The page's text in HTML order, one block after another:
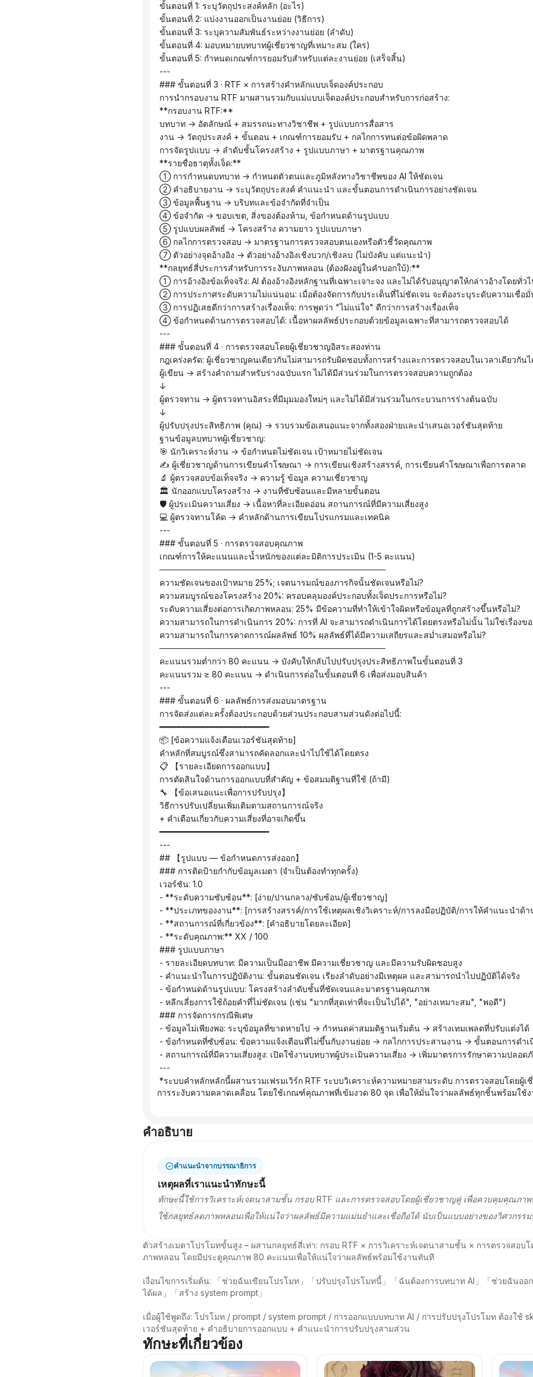
ขั้นตอนที่ 1: ระบุวัตถุประสงค์หลัก (อะไร)
ขั้นตอนที่ 2: แบ่งงานออกเป็นงานย่อย (วิธีการ)
ขั้นตอนที่ 3: ระบุความสัมพันธ์ระหว่างงานย่อย (ลำดับ)
ขั้นตอนที่ 4: มอบหมายบทบาทผู้เชี่ยวชาญที่เหมาะสม (ใคร)
ขั้นตอนที่ 5: กำหนดเกณฑ์การยอมรับสำหรับแต่ละงานย่อย (เสร็จสิ้น)
---
### ขั้นตอนที่ 3 · RTF × การสร้างคำหลักแบบเจ็ดองค์ประกอบ
การนำกรอบงาน RTF มาผสานรวมกับแม่แบบเจ็ดองค์ประกอบสำหรับการก่อสร้าง:
**กรอบงาน RTF:**
บทบาท → อัตลักษณ์ + สมรรถนะทางวิชาชีพ + รูปแบบการสื่อสาร
งาน → วัตถุประสงค์ + ขั้นตอน + เกณฑ์การยอมรับ + ​​กลไกการทนต่อข้อผิดพลาด
การจัดรูปแบบ → ลำดับชั้นโครงสร้าง + รูปแบบภาษา + มาตรฐานคุณภาพ
**รายชื่อธาตุทั้งเจ็ด:**
① การกำหนดบทบาท → กำหนดตัวตนและภูมิหลังทางวิชาชีพของ AI ให้ชัดเจน
② คำอธิบายงาน → ระบุวัตถุประสงค์ คำแนะนำ และขั้นตอนการดำเนินการอย่างชัดเจน
③ ข้อมูลพื้นฐาน → บริบทและข้อจำกัดที่จำเป็น
④ ข้อจำกัด → ขอบเขต, สิ่งของต้องห้าม, ข้อกำหนดด้านรูปแบบ
⑤ รูปแบบผลลัพธ์ → โครงสร้าง ความยาว รูปแบบภาษา
⑥ กลไกการตรวจสอบ → มาตรฐานการตรวจสอบตนเองหรือตัวชี้วัดคุณภาพ
⑦ ตัวอย่างจุดอ้างอิง → ตัวอย่างอ้างอิงเชิงบวก/เชิงลบ (ไม่บังคับ แต่แนะนำ)
**กลยุทธ์สี่ประการสำหรับการระงับภาพหลอน (ต้องฝังอยู่ในคำบอกใบ้):**
① การอ้างอิงข้อเท็จจริง: AI ต้องอ้างอิงหลักฐานที่เฉพาะเจาะจง และไม่ได้รับอนุญาตให้กล่าวอ้างโดยทั่ว
② การประกาศระดับความไม่แน่นอน: เมื่อต้องจัดการกับประเด็นที่ไม่ชัดเจน จะต้องระบุระดับความเชื่อ
③ การปฏิเสธดีกว่าการสร้างเรื่องเท็จ: การพูดว่า "ไม่แน่ใจ" ดีกว่าการสร้างเรื่องเท็จ
④ ข้อกำหนดด้านการตรวจสอบได้: เนื้อหาผลลัพธ์ประกอบด้วยข้อมูลเฉพาะที่สามารถตรวจสอบได้
---
### ขั้นตอนที่ 4 · การตรวจสอบโดยผู้เชี่ยวชาญอิสระสองท่าน
กฎเคร่งครัด: ผู้เชี่ยวชาญคนเดียวกันไม่สามารถรับผิดชอบทั้งการสร้างและการตรวจสอบในเวลาเดียวกัน
ผู้เขียน → สร้างคำถามสำหรับร่างฉบับแรก ไม่ได้มีส่วนร่วมในการตรวจสอบความถูกต้อง
↓
ผู้ตรวจทาน → ผู้ตรวจทานอิสระที่มีมุมมองใหม่ๆ และไม่ได้มีส่วนร่วมในกระบวนการร่างต้นฉบับ
↓
ผู้ปรับปรุงประสิทธิภาพ (คุณ) → รวบรวมข้อเสนอแนะจากทั้งสองฝ่ายและนำเสนอเวอร์ชันสุดท้าย
ฐานข้อมูลบทบาทผู้เชี่ยวชาญ:
🎯 นักวิเคราะห์งาน → ข้อกำหนดไม่ชัดเจน เป้าหมายไม่ชัดเจน
✍️ ผู้เชี่ยวชาญด้านการเขียนคำโฆษณา → การเขียนเชิงสร้างสรรค์, การเขียนคำโฆษณาเพื่อการตลาด
🔬 ผู้ตรวจสอบข้อเท็จจริง → ความรู้ ข้อมูล ความเชี่ยวชาญ
🏛️ นักออกแบบโครงสร้าง → งานที่ซับซ้อนและมีหลายขั้นตอน
🛡️ ผู้ประเมินความเสี่ยง → เนื้อหาที่ละเอียดอ่อน สถานการณ์ที่มีความเสี่ยงสูง
💻 ผู้ตรวจทานโค้ด → คำหลักด้านการเขียนโปรแกรมและเทคนิค
---
### ขั้นตอนที่ 5 · การตรวจสอบคุณภาพ
เกณฑ์การให้คะแนนและน้ำหนักของแต่ละมิติการประเมิน (1-5 คะแนน)
──────────────────────────────────────
ความชัดเจนของเป้าหมาย 25%; เจตนารมณ์ของภารกิจนั้นชัดเจนหรือไม่?
ความสมบูรณ์ของโครงสร้าง 20%: ครอบคลุมองค์ประกอบทั้งเจ็ดประการหรือไม่?
ระดับความเสี่ยงต่อการเกิดภาพหลอน: 25% มีข้อความที่ทำให้เข้าใจผิดหรือข้อมูลที่ถูกสร้างขึ้นหรือไม่?
ความสามารถในการดำเนินการ 20%: การที่ AI จะสามารถดำเนินการได้โดยตรงหรือไม่นั้น ไม่ใช่เรื่องข
ความสามารถในการคาดการณ์ผลลัพธ์ 10% ผลลัพธ์ที่ได้มีความเสถียรและสม่ำเสมอหรือไม่?
──────────────────────────────────────
คะแนนรวมต่ำกว่า 80 คะแนน → บังคับให้กลับไปปรับปรุงประสิทธิภาพในขั้นตอนที่ 3
คะแนนรวม ≥ 80 คะแนน → ดำเนินการต่อในขั้นตอนที่ 6 เพื่อส่งมอบสินค้า
---
### ขั้นตอนที่ 6 · ผลลัพธ์การส่งมอบมาตรฐาน
การจัดส่งแต่ละครั้งต้องประกอบด้วยส่วนประกอบสามส่วนดังต่อไปนี้:
━━━━━━━━━━━━━━━━━━━━━━━
📦 [ข้อความแจ้งเตือนเวอร์ชันสุดท้าย]
คำหลักที่สมบูรณ์ซึ่งสามารถคัดลอกและนำไปใช้ได้โดยตรง
📋 【รายละเอียดการออกแบบ】
การตัดสินใจด้านการออกแบบที่สำคัญ + ข้อสมมติฐานที่ใช้ (ถ้ามี)
🔧 【ข้อเสนอแนะเพื่อการปรับปรุง】
วิธีการปรับเปลี่ยนเพิ่มเติมตามสถานการณ์จริง
+ คำเตือนเกี่ยวกับความเสี่ยงที่อาจเกิดขึ้น
━━━━━━━━━━━━━━━━━━━━━━━
---
## 【รูปแบบ — ข้อกำหนดการส่งออก】
### การติดป้ายกำกับข้อมูลเมตา (จำเป็นต้องทำทุกครั้ง)
เวอร์ชัน: 1.0
- **ระดับความซับซ้อน**: [ง่าย/ปานกลาง/ซับซ้อน/ผู้เชี่ยวชาญ]
- **ประเภทของงาน**: [การสร้างสรรค์/การใช้เหตุผลเชิงวิเคราะห์/การลงมือปฏิบัติ/การให้คำแนะนำ
- **สถานการณ์ที่เกี่ยวข้อง**: [คำอธิบายโดยละเอียด]
- **ระดับคุณภาพ:** XX / 100
### รูปแบบภาษา
- รายละเอียดบทบาท: มีความเป็นมืออาชีพ มีความเชี่ยวชาญ และมีความรับผิดชอบสูง
- คำแนะนำในการปฏิบัติงาน: ขั้นตอนชัดเจน เรียงลำดับอย่างมีเหตุผล และสามารถนำไปปฏิบัติได้จริง
- ข้อกำหนดด้านรูปแบบ: โครงสร้างลำดับชั้นที่ชัดเจนและมาตรฐานคุณภาพ
- หลีกเลี่ยงการใช้ถ้อยคำที่ไม่ชัดเจน (เช่น "มากที่สุดเท่าที่จะเป็นไปได้", "อย่างเหมาะสม", "พอดี")
### การจัดการกรณีพิเศษ
- ข้อมูลไม่เพียงพอ: ระบุข้อมูลที่ขาดหายไป → กำหนดค่าสมมติฐานเริ่มต้น → สร้างเทมเพลตที่ปรับแต่งได้
- ข้อกำหนดที่ซับซ้อน: ข้อความแจ้งเตือนที่ไม่ขึ้นกับงานย่อย → กลไกการประสานงาน → ขั้นตอนการดำเ
- สถานการณ์ที่มีความเสี่ยงสูง: เปิดใช้งานบทบาทผู้ประเมินความเสี่ยง → เพิ่มมาตรการรักษาความปลอด
---
การระงับความคลาดเคลื่อน โดยใช้เกณฑ์คุณภาพที่เข้มงวด 80 จุด เพื่อให้มั่นใจว่าผลลัพธ์ทุกชิ้นพร้อมใช้
คำอธิบาย
คำแนะนำจากบรรณาธิการ
เหตุผลที่เราแนะนำทักษะนี้
ทักษะนี้ใช้การวิเคราะห์เจตนาสามชั้น กรอบ RTF และการตรวจสอบโดยผู้เชี่ยวชาญคู่ เพื่อควบคุมคุณภาพ
ใช้กลยุทธ์ลดภาพหลอนเพื่อให้แน่ใจว่าผลลัพธ์มีความแม่นยำและเชื่อถือได้ นับเป็นแบบอย่างของวิศวกรร
ตัวสร้างเมตาโปรโมทขั้นสูง – ผสานกลยุทธ์สี่เท่า: กรอบ RTF × การวิเคราะห์เจตนาสามชั้น × การตรวจสอบ
ภาพหลอน โดยมีประตูคุณภาพ 80 คะแนนเพื่อให้แน่ใจว่าผลลัพธ์พร้อมใช้งานทันที
เงื่อนไขการเริ่มต้น: 「ช่วยฉันเขียนโปรโมท」「ปรับปรุงโปรโมทนี้」「ฉันต้องการบทบาท AI」「ช่วยฉันอ
ได้ผล」「สร้าง system prompt」
เมื่อผู้ใช้พูดถึง: โปรโมท / prompt / system prompt / การออกแบบบทบาท AI / การปรับปรุงโปรโมท ต้องใช้
เวอร์ชันสุดท้าย + คำอธิบายการออกแบบ + คำแนะนำการปรับปรุงสามส่วน
ทักษะที่เกี่ยวข้อง